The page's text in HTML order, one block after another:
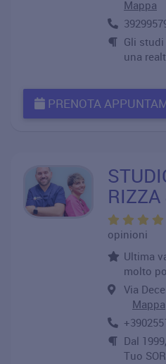
Mappa
Gli
una
PRENOTA
RIZZA
opinioni
Ultima
molto
Via
Mappa
Dal
Tuo